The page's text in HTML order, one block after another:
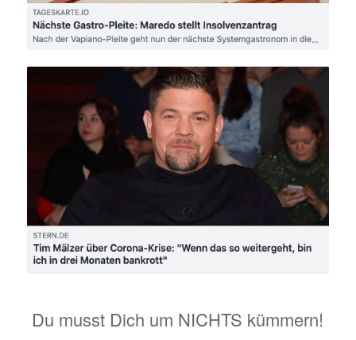
Du musst Dich um NICHTS kümmern!